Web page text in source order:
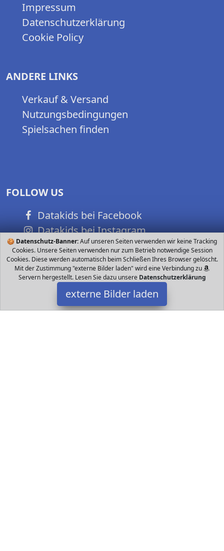
🍪 Datenschutz-Banner:Auf unseren Seiten verwenden wir keine Tracking
Cookies. Unsere Seiten verwenden nur zum Betrieb notwendige Session
Cookies. Diese werden automatisch beim Schließen Ihres Browser gelöscht.
Mit der Zustimmung "externe Bilder laden" wird eine Verbindung zu
Servern hergestellt. Lesen Sie dazu unsere Datenschutzerklärung
externe Bilder laden
Impressum
Datenschutzerklärung
Cookie Policy
ANDERE LINKS
Verkauf & Versand
Nutzungsbedingungen
Spielsachen finden
FOLLOW US
Datakids bei Facebook
Datakids bei Instagram
Datakids bei Github